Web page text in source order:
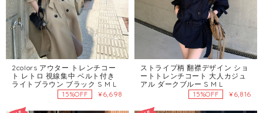
2colors アウター トレンチコー
ト レトロ 視線集中 ベルト付き
ライトブラウン ブラック S M L
15%OFF ¥6,698
ストライプ柄 翻襟デザイン ショ
ートトレンチコート 大人カジュ
アル ダークブルー S M L
15%OFF ¥6,816